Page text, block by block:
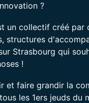
?
un collectif créé par
structures
Strasbourg qui
!
et faire grandir la
les 1ers jeuds du